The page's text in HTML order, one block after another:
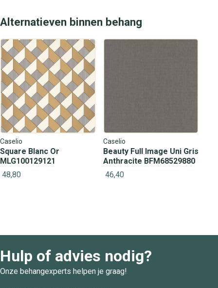
Alternatieven binnen behang
Caselio
Square Blanc Or
MLG100129121
48,80
Caselio
Beauty Full Image Uni Gris
Anthracite BFM68529880
46,40
Hulp of advies nodig?
Onze behangexperts helpen je graag!